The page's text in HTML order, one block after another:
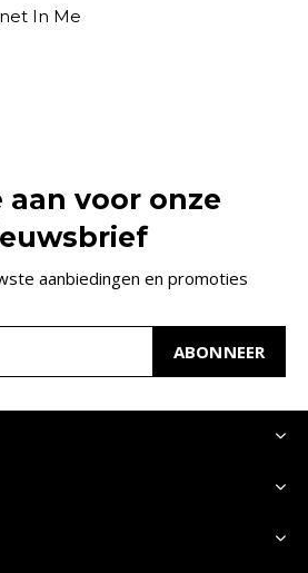
In Me
aan voor onze
aanbiedingen en promoties
ABONNEER